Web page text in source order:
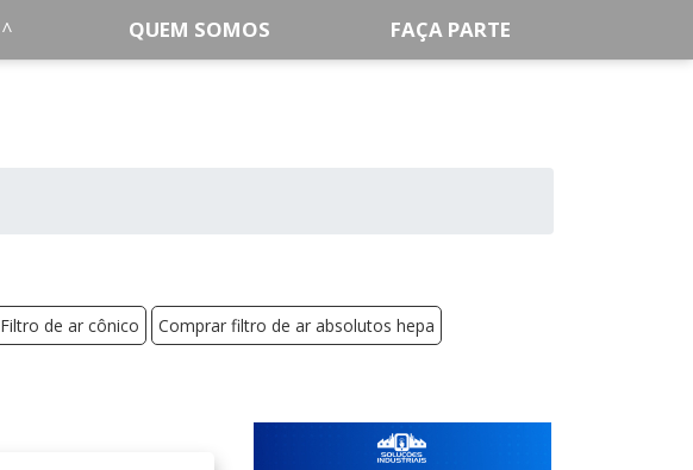
QUEM SOMOS FAÇA PARTE
Filtro de ar cônico Comprar filtro de ar absolutos hepa